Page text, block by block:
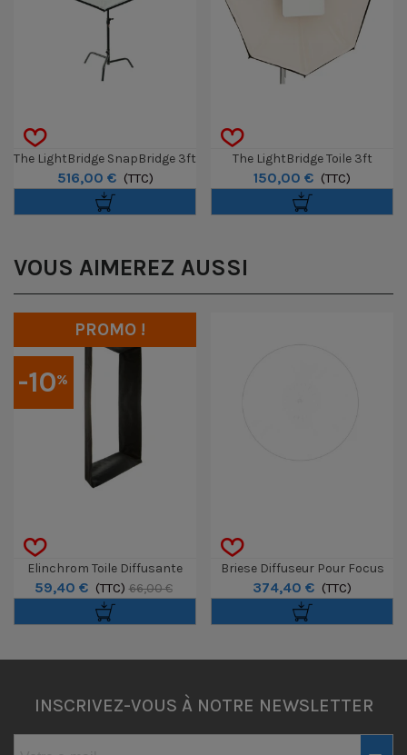
The LightBridge SnapBridge 3ft
(Sans Diffuseur)
516,00 € (TTC)
The LightBridge Toile 3ft
Unbleached & Blue Pour
SnapBridge
150,00 € (TTC)
VOUS AIMEREZ AUSSI
-10%
PROMO !
Elinchrom Toile Diffusante
Cadre Noir 60x80
59,40 € (TTC) 66,00 €
Briese Diffuseur Pour Focus
130 N°III
374,40 € (TTC)
INSCRIVEZ-VOUS À NOTRE NEWSLETTER